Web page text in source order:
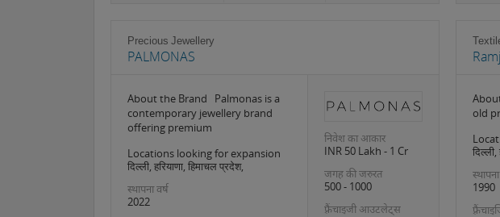
Precious Jewellery
PALMONAS
About the Brand Palmonas is a
contemporary jewellery brand
offering premium
Locations looking for expansion
दिल्ली, हरियाणा, हिमाचल प्रदेश,
स्थापना वर्ष
2022
निवेश का आकार
INR 50 Lakh - 1 Cr
जगह की जरुरत
500 - 1000
फ़्रैंचाइजी आउटलेट्स
old
1990